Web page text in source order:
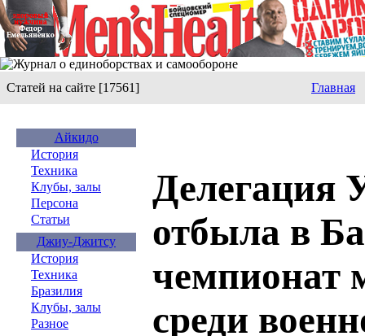
Статей на сайте [17561] Главная
Айкидо
История
Техника
Клубы, залы
Персона
Статьи
Джиу-Джитсу
История
Техника
Бразилия
Клубы, залы
Разное
Делегация
отбыла в
чемпионат
среди